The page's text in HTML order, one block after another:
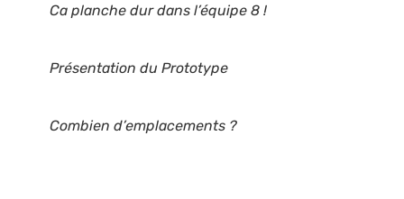
Ca planche dur dans l’équipe 8 !
Présentation du Prototype
Combien d’emplacements ?